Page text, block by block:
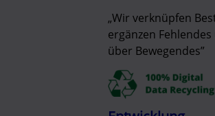
„Wir verknüpfen
ergänzen
über Bewegendes”